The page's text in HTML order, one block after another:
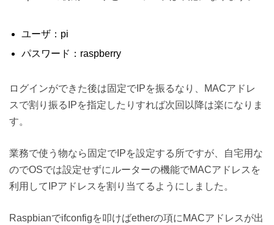
ユーザ：pi
パスワード：raspberry
ログインができた後は固定でIPを振るなり、MACアドレ
スで割り振るIPを指定したりすれば次回以降は楽になりま
す。
業務で使う物なら固定でIPを設定する所ですが、自宅用な
のでOSでは設定せずにルーターの機能でMACアドレスを
利用してIPアドレスを割り当てるようにしました。
Raspbianでifconfigを叩けばetherの項にMACアドレスが出